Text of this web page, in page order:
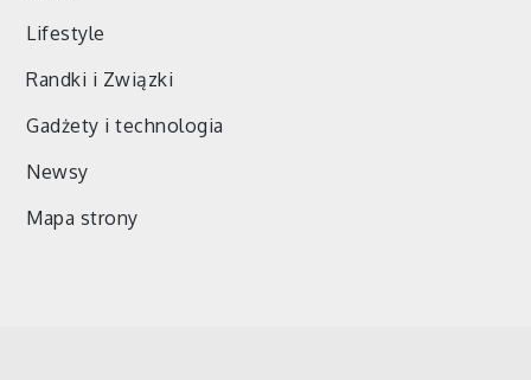
Lifestyle
Randki i Związki
Gadżety i technologia
Newsy
Mapa strony